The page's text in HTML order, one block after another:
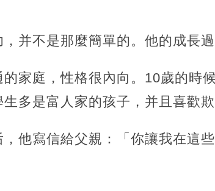
并不是那麼簡單的。他的成長
家庭，性格很內向。10歲的時
多是富人家的孩子，并且喜歡欺
他寫信給父親：「你讓我在這